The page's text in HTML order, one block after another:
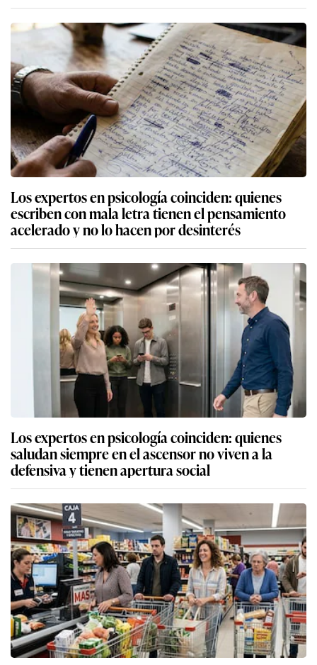
Los expertos en psicología coinciden: quienes
escriben con mala letra tienen el pensamiento
acelerado y no lo hacen por desinterés
Los expertos en psicología coinciden: quienes
saludan siempre en el ascensor no viven a la
defensiva y tienen apertura social